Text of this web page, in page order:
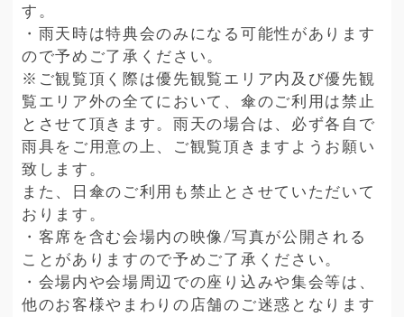
す。
・雨天時は特典会のみになる可能性があります
ので予めご了承ください。
※ご観覧頂く際は優先観覧エリア内及び優先観
覧エリア外の全てにおいて、傘のご利用は禁止
とさせて頂きます。雨天の場合は、必ず各自で
雨具をご用意の上、ご観覧頂きますようお願い
致します。
また、日傘のご利用も禁止とさせていただいて
おります。
・客席を含む会場内の映像/写真が公開される
ことがありますので予めご了承ください。
・会場内や会場周辺での座り込みや集会等は、
他のお客様やまわりの店舗のご迷惑となります